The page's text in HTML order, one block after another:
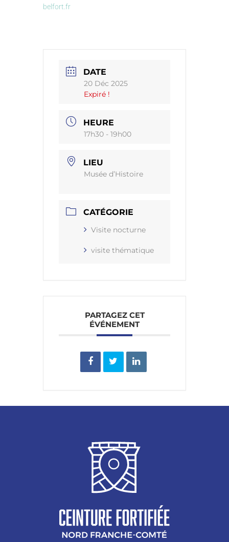
belfort.fr
DATE
20 Déc 2025
Expiré !
HEURE
17h30 - 19h00
LIEU
Musée d’Histoire
CATÉGORIE
Visite nocturne
visite thématique
PARTAGEZ CET
ÉVÉNEMENT